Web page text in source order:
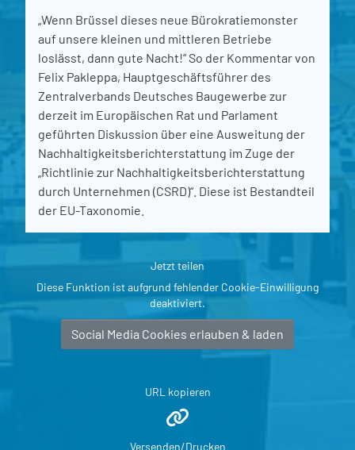
„Wenn Brüssel dieses neue Bürokratiemonster
auf unsere kleinen und mittleren Betriebe
loslässt, dann gute Nacht!“ So der Kommentar von
Felix Pakleppa, Hauptgeschäftsführer des
Zentralverbands Deutsches Baugewerbe zur
derzeit im Europäischen Rat und Parlament
geführten Diskussion über eine Ausweitung der
Nachhaltigkeitsberichterstattung im Zuge der
„Richtlinie zur Nachhaltigkeitsberichterstattung
durch Unternehmen (CSRD)“. Diese ist Bestandteil
der EU-Taxonomie.
Jetzt teilen
Diese Funktion ist aufgrund fehlender Cookie-Einwilligung
deaktiviert.
Social Media Cookies erlauben & laden
URL kopieren
Versenden/Drucken